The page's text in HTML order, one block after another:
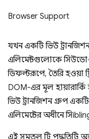
Browser Support
যখন একটি ভিউ
এলিমেন্টগুলোকে সিউডো-
ডিফল্টরূপে, তৈরি হওয়া
DOM-এর মূল হায়ারার্কি
ভিউ ট্রানজিশন গ্রুপ
এলিমেন্টের অধীনে
এই সমতল ট্রি পদ্ধতিটি